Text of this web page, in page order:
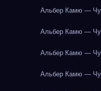
Альбер Камю —
Альбер Камю —
Альбер Камю —
Альбер Камю —